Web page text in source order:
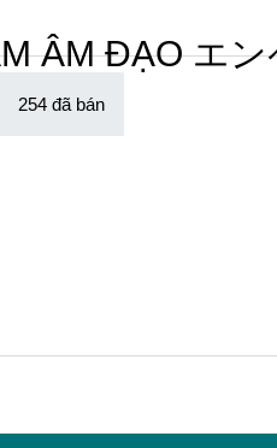
254
ÂM ĐẠO エ